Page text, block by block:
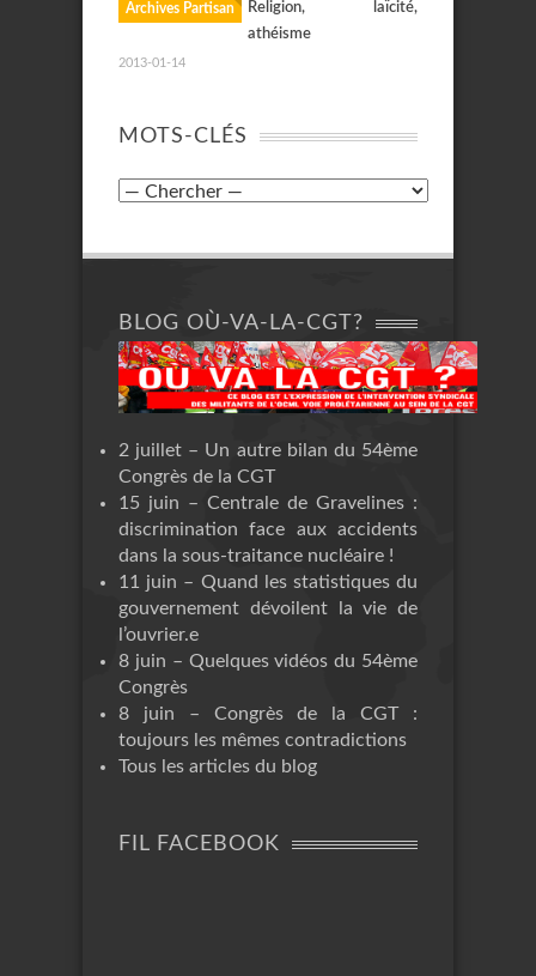
Archives Partisan
Religion, laïcité,
athéisme
2013-01-14
MOTS-CLÉS
BLOG OÙ-VA-LA-CGT?
2 juillet – Un autre bilan du 54ème
Congrès de la CGT
15 juin – Centrale de Gravelines :
discrimination face aux accidents
dans la sous-traitance nucléaire !
11 juin – Quand les statistiques du
gouvernement dévoilent la vie de
l’ouvrier.e
8 juin – Quelques vidéos du 54ème
Congrès
8 juin – Congrès de la CGT :
toujours les mêmes contradictions
Tous les articles du blog
FIL FACEBOOK